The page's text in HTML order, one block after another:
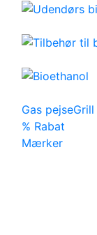
Gas pejse
% Rabat
Mærker